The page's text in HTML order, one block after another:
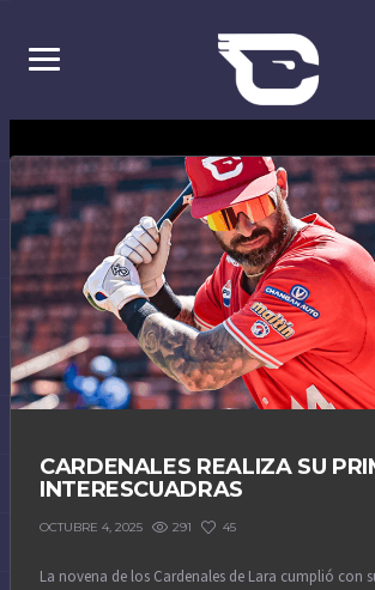
CARDENALES REALIZA SU
INTERESCUADRAS
OCTUBRE 4, 2025 291 45
La novena de los Cardenales de Lara cumplió con